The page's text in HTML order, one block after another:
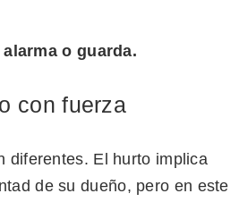
o guarda.
con fuerza
diferentes. El hurto implica
de su dueño, pero en este